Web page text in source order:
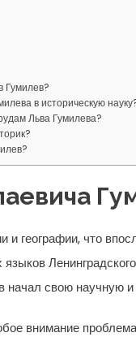
Гумилев?
в историческую
Льва Гумилева?
географии, что
начал свою научную
внимание